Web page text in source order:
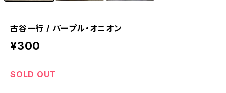
古谷一行 / パープル・オニオン
¥300
SOLD OUT